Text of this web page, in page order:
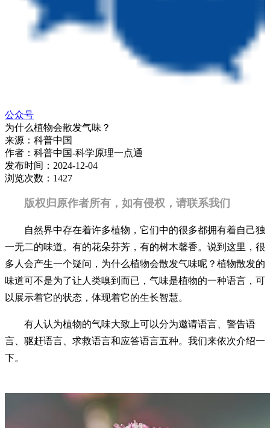
公众号
为什么植物会散发气味？
来源： 科普中国
作者： 科普中国-科学原理一点通
发布时间： 2024-12-04
浏览次数： 1427
版权归原作者所有，如有侵权，请联系我们
自然界中存在着许多植物，它们中的很多都拥有着自己独
一无二的味道。有的花朵芬芳，有的树木馨香。说到这里，很
多人会产生一个疑问，为什么植物会散发气味呢？植物散发的
味道可不是为了让人类嗅到而已，气味是植物的一种语言，可
以展示着它的状态，体现着它的生长智慧。
有人认为植物的气味大致上可以分为邀请语言、警告语
言、驱赶语言、求救语言和应答语言五种。我们来依次介绍一
下。